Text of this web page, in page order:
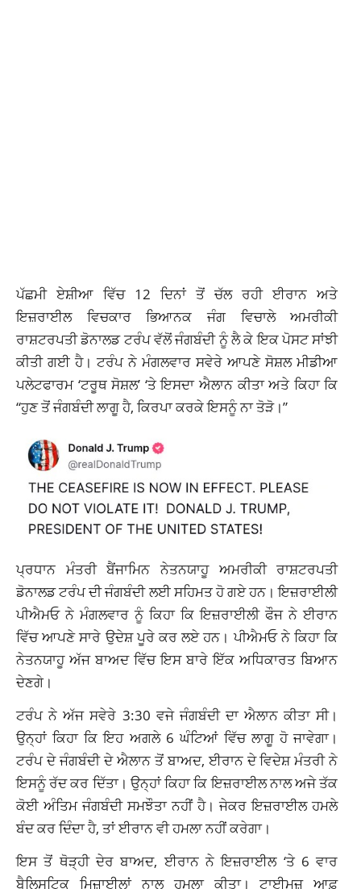
ਪੱਛਮੀ ਏਸ਼ੀਆ ਵਿੱਚ 12 ਦਿਨਾਂ ਤੋਂ ਚੱਲ ਰਹੀ ਈਰਾਨ ਅਤੇ
ਇਜ਼ਰਾਈਲ ਵਿਚਕਾਰ ਭਿਆਨਕ ਜੰਗ ਵਿਚਾਲੇ ਅਮਰੀਕੀ
ਰਾਸ਼ਟਰਪਤੀ ਡੋਨਾਲਡ ਟਰੰਪ ਵੱਲੋਂ ਜੰਗਬੰਦੀ ਨੂੰ ਲੈ ਕੇ ਇਕ ਪੋਸਟ ਸਾਂਝੀ
ਕੀਤੀ ਗਈ ਹੈ। ਟਰੰਪ ਨੇ ਮੰਗਲਵਾਰ ਸਵੇਰੇ ਆਪਣੇ ਸੋਸ਼ਲ ਮੀਡੀਆ
ਪਲੇਟਫਾਰਮ ‘ਟਰੂਥ ਸੋਸ਼ਲ’ ‘ਤੇ ਇਸਦਾ ਐਲਾਨ ਕੀਤਾ ਅਤੇ ਕਿਹਾ ਕਿ
“ਹੁਣ ਤੋਂ ਜੰਗਬੰਦੀ ਲਾਗੂ ਹੈ, ਕਿਰਪਾ ਕਰਕੇ ਇਸਨੂੰ ਨਾ ਤੋੜੋ।”
ਪ੍ਰਧਾਨ ਮੰਤਰੀ ਬੈਂਜਾਮਿਨ ਨੇਤਨਯਾਹੂ ਅਮਰੀਕੀ ਰਾਸ਼ਟਰਪਤੀ
ਡੋਨਾਲਡ ਟਰੰਪ ਦੀ ਜੰਗਬੰਦੀ ਲਈ ਸਹਿਮਤ ਹੋ ਗਏ ਹਨ। ਇਜ਼ਰਾਈਲੀ
ਪੀਐਮਓ ਨੇ ਮੰਗਲਵਾਰ ਨੂੰ ਕਿਹਾ ਕਿ ਇਜ਼ਰਾਈਲੀ ਫੌਜ ਨੇ ਈਰਾਨ
ਵਿੱਚ ਆਪਣੇ ਸਾਰੇ ਉਦੇਸ਼ ਪੂਰੇ ਕਰ ਲਏ ਹਨ। ਪੀਐਮਓ ਨੇ ਕਿਹਾ ਕਿ
ਨੇਤਨਯਾਹੂ ਅੱਜ ਬਾਅਦ ਵਿੱਚ ਇਸ ਬਾਰੇ ਇੱਕ ਅਧਿਕਾਰਤ ਬਿਆਨ
ਦੇਣਗੇ।
ਟਰੰਪ ਨੇ ਅੱਜ ਸਵੇਰੇ 3:30 ਵਜੇ ਜੰਗਬੰਦੀ ਦਾ ਐਲਾਨ ਕੀਤਾ ਸੀ।
ਉਨ੍ਹਾਂ ਕਿਹਾ ਕਿ ਇਹ ਅਗਲੇ 6 ਘੰਟਿਆਂ ਵਿੱਚ ਲਾਗੂ ਹੋ ਜਾਵੇਗਾ।
ਟਰੰਪ ਦੇ ਜੰਗਬੰਦੀ ਦੇ ਐਲਾਨ ਤੋਂ ਬਾਅਦ, ਈਰਾਨ ਦੇ ਵਿਦੇਸ਼ ਮੰਤਰੀ ਨੇ
ਇਸਨੂੰ ਰੱਦ ਕਰ ਦਿੱਤਾ। ਉਨ੍ਹਾਂ ਕਿਹਾ ਕਿ ਇਜ਼ਰਾਈਲ ਨਾਲ ਅਜੇ ਤੱਕ
ਕੋਈ ਅੰਤਿਮ ਜੰਗਬੰਦੀ ਸਮਝੌਤਾ ਨਹੀਂ ਹੈ। ਜੇਕਰ ਇਜ਼ਰਾਈਲ ਹਮਲੇ
ਬੰਦ ਕਰ ਦਿੰਦਾ ਹੈ, ਤਾਂ ਈਰਾਨ ਵੀ ਹਮਲਾ ਨਹੀਂ ਕਰੇਗਾ।
ਇਸ ਤੋਂ ਥੋੜ੍ਹੀ ਦੇਰ ਬਾਅਦ, ਈਰਾਨ ਨੇ ਇਜ਼ਰਾਈਲ ‘ਤੇ 6 ਵਾਰ
ਬੈਲਿਸਟਿਕ ਮਿਜ਼ਾਈਲਾਂ ਨਾਲ ਹਮਲਾ ਕੀਤਾ। ਟਾਈਮਜ਼ ਆਫ਼